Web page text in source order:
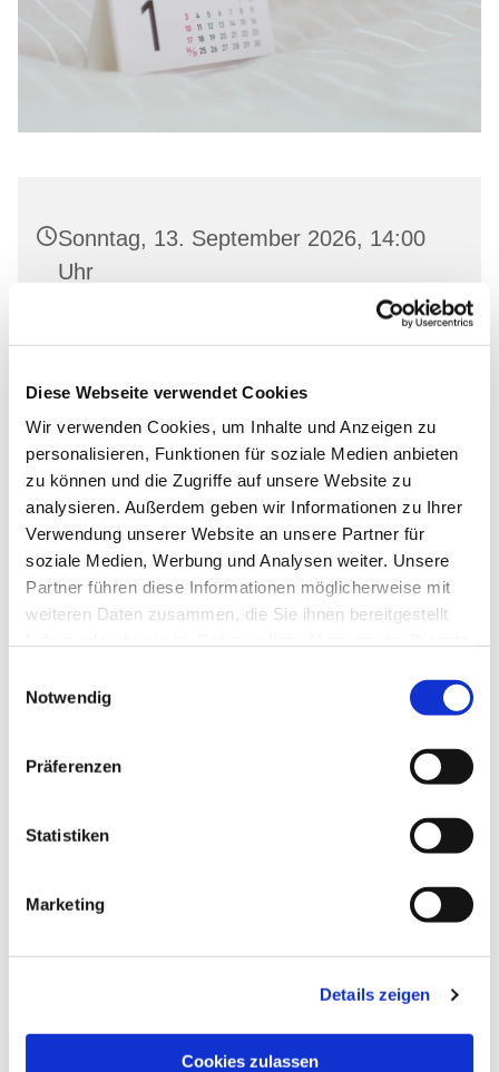
Diese Webseite verwendet Cookies
Wir verwenden Cookies, um Inhalte und Anzeigen zu
personalisieren, Funktionen für soziale Medien anbieten
zu können und die Zugriffe auf unsere Website zu
analysieren. Außerdem geben wir Informationen zu Ihrer
Verwendung unserer Website an unsere Partner für
soziale Medien, Werbung und Analysen weiter. Unsere
Partner führen diese Informationen möglicherweise mit
weiteren Daten zusammen, die Sie ihnen bereitgestellt
Notwendig
Präferenzen
Statistiken
Marketing
Details zeigen
Cookies zulassen
Sonntag, 13. September 2026, 14:00
Uhr
Dorfkirche Neuenhagen, Freienwalder
interessieren